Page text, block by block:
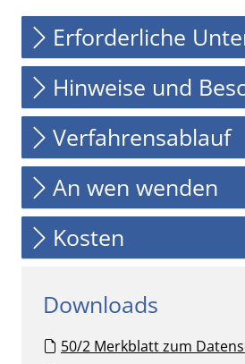
Erforderliche
Hinweise und
Verfahrensablauf
An wen wenden
Kosten
Downloads
50/2 Merkblatt zum